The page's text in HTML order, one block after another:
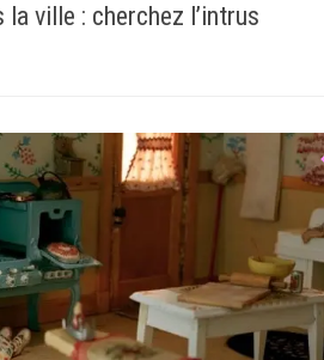
la ville : cherchez l’intrus